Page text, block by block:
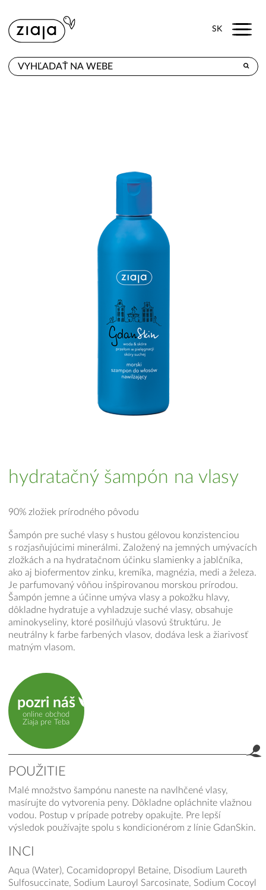
SK Menu
hydratačný šampón na vlasy
90% zložiek prírodného pôvodu
Šampón pre suché vlasy s hustou gélovou konzistenciou
s rozjasňujúcimi minerálmi. Založený na jemných umývacích
zložkách a na hydratačnom účinku slamienky a jablčníka,
ako aj biofermentov zinku, kremíka, magnézia, medi a železa.
Je parfumovaný vôňou inšpirovanou morskou prírodou.
Šampón jemne a účinne umýva vlasy a pokožku hlavy,
dôkladne hydratuje a vyhladzuje suché vlasy, obsahuje
aminokyseliny, ktoré posilňujú vlasovú štruktúru. Je
neutrálny k farbe farbených vlasov, dodáva lesk a žiarivosť
matným vlasom.
pozri náš
online obchod
Ziaja pre Teba
POUŽITIE
Malé množstvo šampónu naneste na navlhčené vlasy,
masírujte do vytvorenia peny. Dôkladne opláchnite vlažnou
vodou. Postup v prípade potreby opakujte. Pre lepší
výsledok používajte spolu s kondicionérom z línie GdanSkin.
INCI
Aqua (Water), Cocamidopropyl Betaine, Disodium Laureth
Sulfosuccinate, Sodium Lauroyl Sarcosinate, Sodium Cocoyl